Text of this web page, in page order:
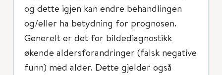
og dette igjen kan endre behandlingen
og/eller ha betydning for prognosen.
Generelt er det for bildediagnostikk
økende aldersforandringer (falsk negative
funn) med alder. Dette gjelder også